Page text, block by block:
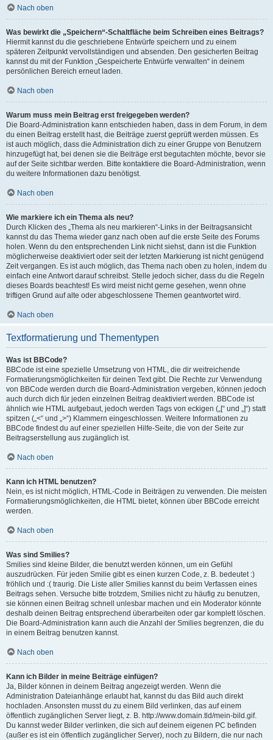
Nach oben
Was bewirkt die „Speichern“-Schaltfläche beim Schreiben eines Beitrags?
Hiermit kannst du die geschriebene Entwürfe speichern und zu einem
späteren Zeitpunkt vervollständigen und absenden. Den gesicherten Beitrag
kannst du mit der Funktion „Gespeicherte Entwürfe verwalten“ in deinem
persönlichen Bereich erneut laden.
Nach oben
Warum muss mein Beitrag erst freigegeben werden?
Die Board-Administration kann entschieden haben, dass in dem Forum, in dem
du einen Beitrag erstellt hast, die Beiträge zuerst geprüft werden müssen. Es
ist auch möglich, dass die Administration dich zu einer Gruppe von Benutzern
hinzugefügt hat, bei denen sie die Beiträge erst begutachten möchte, bevor sie
auf der Seite sichtbar werden. Bitte kontaktiere die Board-Administration, wenn
du weitere Informationen dazu benötigst.
Nach oben
Wie markiere ich ein Thema als neu?
Durch Klicken des „Thema als neu markieren“-Links in der Beitragsansicht
kannst du das Thema wieder ganz nach oben auf die erste Seite des Forums
holen. Wenn du den entsprechenden Link nicht siehst, dann ist die Funktion
möglicherweise deaktiviert oder seit der letzten Markierung ist nicht genügend
Zeit vergangen. Es ist auch möglich, das Thema nach oben zu holen, indem du
einfach eine Antwort darauf schreibst. Stelle jedoch sicher, dass du die Regeln
dieses Boards beachtest! Es wird meist nicht gerne gesehen, wenn ohne
triftigen Grund auf alte oder abgeschlossene Themen geantwortet wird.
Nach oben
Textformatierung und Thementypen
Was ist BBCode?
BBCode ist eine spezielle Umsetzung von HTML, die dir weitreichende
Formatierungsmöglichkeiten für deinen Text gibt. Die Rechte zur Verwendung
von BBCode werden durch die Board-Administration vergeben, können jedoch
auch durch dich für jeden einzelnen Beitrag deaktiviert werden. BBCode ist
ähnlich wie HTML aufgebaut, jedoch werden Tags von eckigen („[“ und „]“) statt
spitzen („<“ und „>“) Klammern eingeschlossen. Weitere Informationen zu
BBCode findest du auf einer speziellen Hilfe-Seite, die von der Seite zur
Beitragserstellung aus zugänglich ist.
Nach oben
Kann ich HTML benutzen?
Nein, es ist nicht möglich, HTML-Code in Beiträgen zu verwenden. Die meisten
Formatierungsmöglichkeiten, die HTML bietet, können über BBCode erreicht
werden.
Nach oben
Was sind Smilies?
Smilies sind kleine Bilder, die benutzt werden können, um ein Gefühl
auszudrücken. Für jeden Smilie gibt es einen kurzen Code, z. B. bedeutet :)
fröhlich und :( traurig. Die Liste aller Smilies kannst du beim Verfassen eines
Beitrags sehen. Versuche bitte trotzdem, Smilies nicht zu häufig zu benutzen,
sie können einen Beitrag schnell unlesbar machen und ein Moderator könnte
deshalb deinen Beitrag entsprechend überarbeiten oder gar komplett löschen.
Die Board-Administration kann auch die Anzahl der Smilies begrenzen, die du
in einem Beitrag benutzen kannst.
Nach oben
Kann ich Bilder in meine Beiträge einfügen?
Ja, Bilder können in deinem Beitrag angezeigt werden. Wenn die
Administration Dateianhänge erlaubt hat, kannst du das Bild auch direkt
hochladen. Ansonsten musst du zu einem Bild verlinken, das auf einem
öffentlich zugänglichen Server liegt, z. B. http://www.domain.tld/mein-bild.gif.
Du kannst weder Bilder verlinken, die sich auf deinem eigenen PC befinden
(außer es ist ein öffentlich zugänglicher Server), noch zu Bildern, die nur nach